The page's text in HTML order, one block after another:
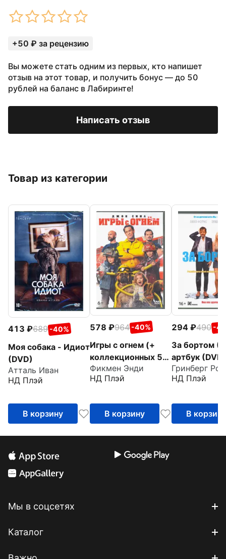
+50 ₽ за рецензию
Вы можете стать одним из первых, кто напишет
отзыв на этот товар, и получить бонус — до 50
рублей на баланс в Лабиринте!
Написать отзыв
Товар из категории
413 689 -40%
Моя собака - Идиот
(DVD)
Атталь Иван
НД Плэй
В корзину
578 964 -40%
Игры с огнем (+
коллекционных 5
карточек) (DVD)
Фикмен Энди
НД Плэй
В корзину
294 490 -
За бортом
артбук (DVD)
Гринберг Роб
НД Плэй
В корзину
Мы в соцсетях
Каталог